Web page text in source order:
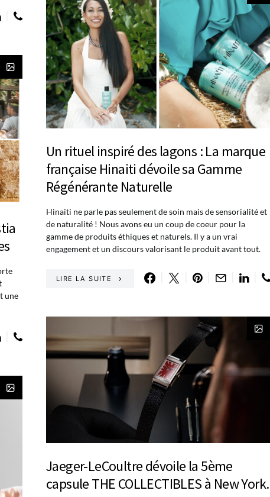
une
Un rituel inspiré des lagons : La marque
française Hinaiti dévoile sa Gamme
Régénérante Naturelle
Hinaiti ne parle pas seulement de soin mais de sensorialité et
de naturalité ! Nous avons eu un coup de coeur pour la
gamme de produits éthiques et naturels. Il y a un vrai
engagement et un discours valorisant le produit avant tout.
LIRE LA SUITE
Jaeger-LeCoultre dévoile la 5ème
capsule THE COLLECTIBLES à New York.